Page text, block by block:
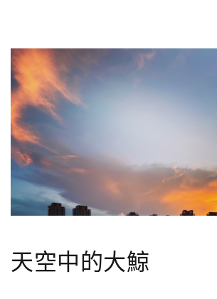
天空中的大鯨